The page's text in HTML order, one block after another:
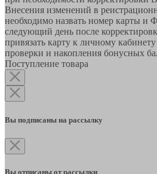
Внесения изменений в
необходимо назвать номер карты и
следующий день после
привязать карту к личному
проверки и накопления бонусных
Поступление товара
Вы подписаны на рассылку
Вы отписаны от рассылки